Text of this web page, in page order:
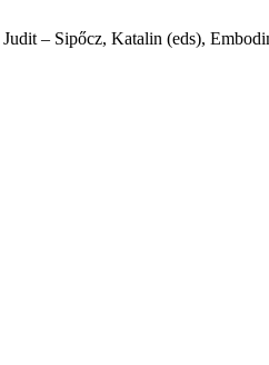
– Sipőcz, Katalin (eds),